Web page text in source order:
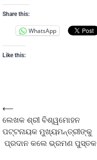
Share this:
WhatsApp
Like this:
⟵
ଲେଖକ ଶ୍ରୀ ବିଶ୍ୱମୋହନ
ପଟ୍ଟନାୟକ ମୁଖ୍ୟମନ୍ତ୍ରୀଙ୍କୁ
ପ୍ରଦାନ କଲେ ଭ୍ରମଣ ପୁସ୍ତକ